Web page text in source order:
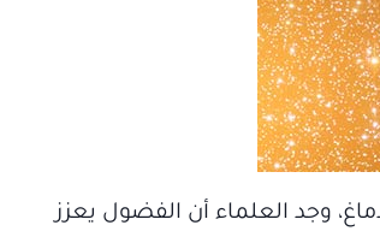
وجد العلماء أن الفضول يعزز